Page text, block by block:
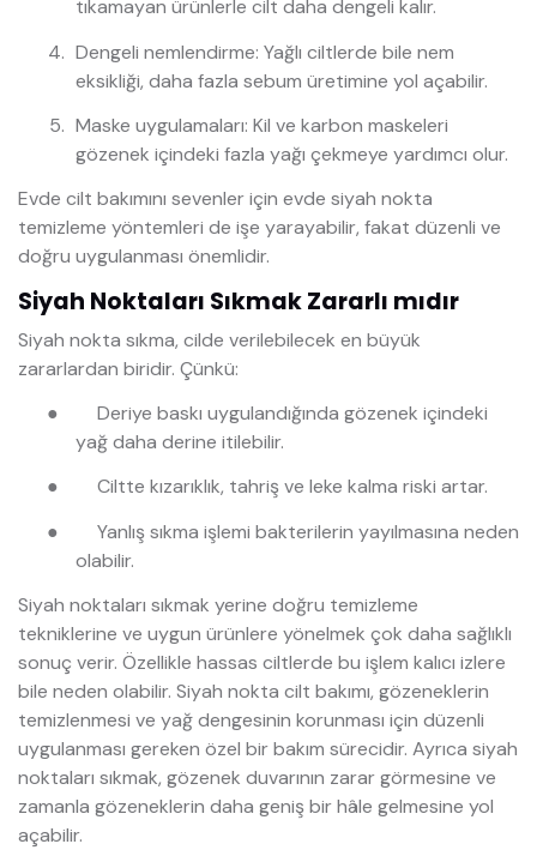
tıkamayan ürünlerle cilt daha dengeli kalır.
Dengeli nemlendirme: Yağlı ciltlerde bile nem
eksikliği, daha fazla sebum üretimine yol açabilir.
Maske uygulamaları: Kil ve karbon maskeleri
gözenek içindeki fazla yağı çekmeye yardımcı olur.
Evde cilt bakımını sevenler için evde siyah nokta
temizleme yöntemleri de işe yarayabilir, fakat düzenli ve
doğru uygulanması önemlidir.
Siyah Noktaları Sıkmak Zararlı mıdır
Siyah nokta sıkma, cilde verilebilecek en büyük
zararlardan biridir. Çünkü:
●
Deriye baskı uygulandığında gözenek içindeki
yağ daha derine itilebilir.
●
Ciltte kızarıklık, tahriş ve leke kalma riski artar.
●
Yanlış sıkma işlemi bakterilerin yayılmasına neden
olabilir.
Siyah noktaları sıkmak yerine doğru temizleme
tekniklerine ve uygun ürünlere yönelmek çok daha sağlıklı
sonuç verir. Özellikle hassas ciltlerde bu işlem kalıcı izlere
bile neden olabilir. Siyah nokta cilt bakımı, gözeneklerin
temizlenmesi ve yağ dengesinin korunması için düzenli
uygulanması gereken özel bir bakım sürecidir. Ayrıca siyah
noktaları sıkmak, gözenek duvarının zarar görmesine ve
zamanla gözeneklerin daha geniş bir hâle gelmesine yol
açabilir.